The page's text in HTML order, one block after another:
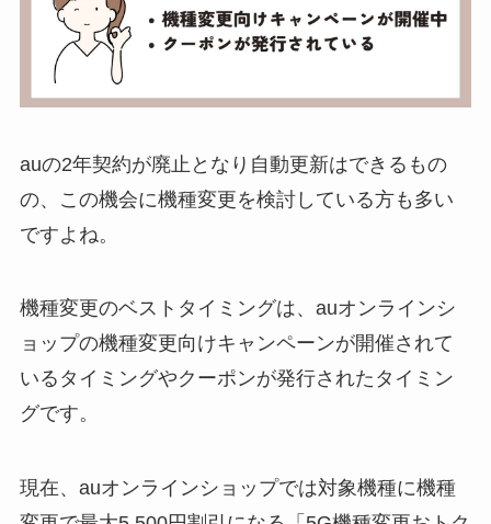
auの2年契約が廃止となり自動更新はできるもの
の、この機会に機種変更を検討している方も多い
ですよね。
機種変更のベストタイミングは、auオンラインシ
ョップの機種変更向けキャンペーンが開催されて
いるタイミングやクーポンが発行されたタイミン
グです。
現在、auオンラインショップでは対象機種に機種